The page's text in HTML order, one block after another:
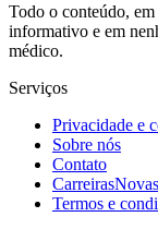
Todo o conteúdo, em
informativo e em
médico.
Serviços
Privacidade e
Sobre nós
Contato
Carreiras
Termos e